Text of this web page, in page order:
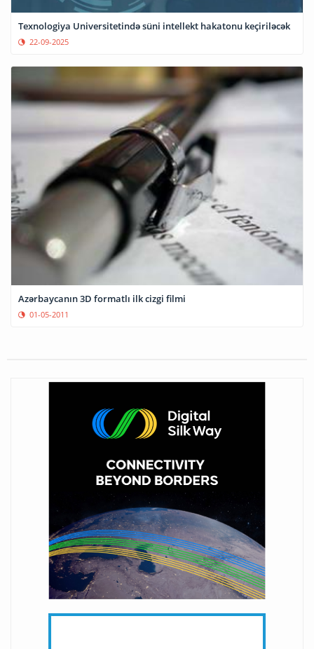
Texnologiya Universitetində süni intellekt hakatonu keçiriləcək
22-09-2025
Azərbaycanın 3D formatlı ilk cizgi filmi
01-05-2011